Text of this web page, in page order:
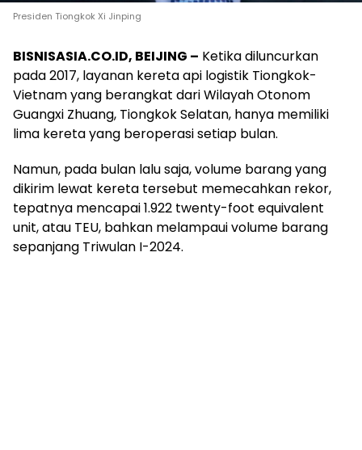
Presiden Tiongkok Xi Jinping
BISNISASIA.CO.ID, BEIJING – Ketika diluncurkan
pada 2017, layanan kereta api logistik Tiongkok-
Vietnam yang berangkat dari Wilayah Otonom
Guangxi Zhuang, Tiongkok Selatan, hanya memiliki
lima kereta yang beroperasi setiap bulan.
Namun, pada bulan lalu saja, volume barang yang
dikirim lewat kereta tersebut memecahkan rekor,
tepatnya mencapai 1.922 twenty-foot equivalent
unit, atau TEU, bahkan melampaui volume barang
sepanjang Triwulan I-2024.